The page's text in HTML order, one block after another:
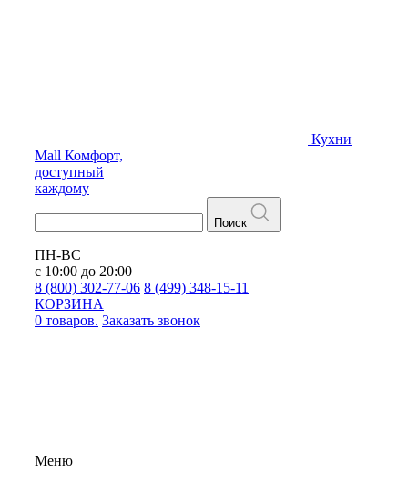
Кухни
Mall Комфорт,
доступный
каждому
Поиск
ПН-ВС
с 10:00 до 20:00
8 (800) 302-77-06 8 (499) 348-15-11
КОРЗИНА
0 товаров. Заказать звонок
Меню